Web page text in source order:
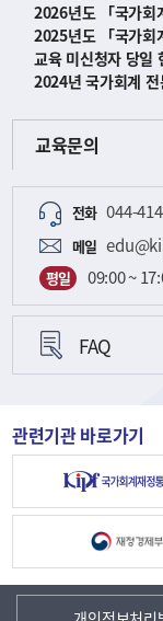
2026년도 「국가회
2025년도 「국가회
교육 미신청자 당일
2024년 국가회계
교육문의
전화 044-
메일
평일 09:00 ~
FAQ
관련기관 바로가기